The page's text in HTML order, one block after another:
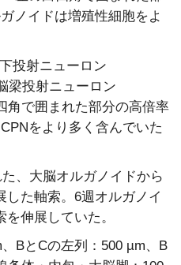
ノイドは増殖性細胞をよ
投射ニューロン
梁投射ニューロン
角で囲まれた部分の高倍率
をより多く含んでいた
、大脳オルガノイドから
した軸索。6週オルガノイ
を伸展していた。
BとCの左列：500 µm、B